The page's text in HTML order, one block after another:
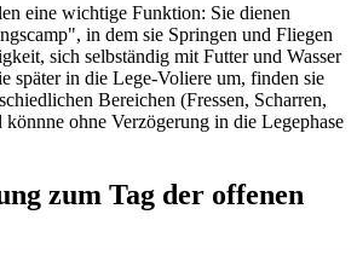
eine wichtige Funktion: Sie dienen
in dem sie Springen und Fliegen
sich selbständig mit Futter und Wasser
später in die Lege-Voliere um, finden sie
Bereichen (Fressen, Scharren,
ohne Verzögerung in die Legephase
zum Tag der offenen